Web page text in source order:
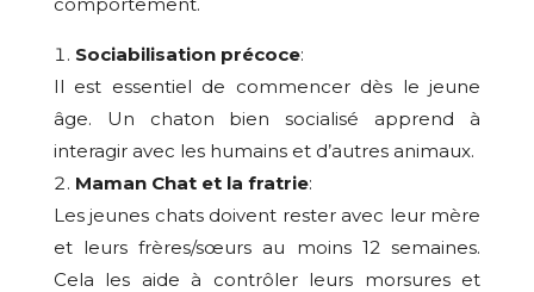
Sociabilisation précoce:
Il est essentiel de commencer dès le jeune
âge. Un chaton bien socialisé apprend à
interagir avec les humains et d’autres animaux.
Maman Chat et la fratrie:
Les jeunes chats doivent rester avec leur mère
et leurs frères/sœurs au moins 12 semaines.
Cela les aide à contrôler leurs morsures et